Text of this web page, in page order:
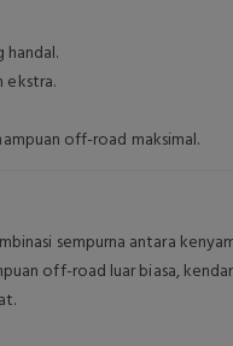
ekstra.
off-road maksimal.
sempurna antara
off-road luar biasa,